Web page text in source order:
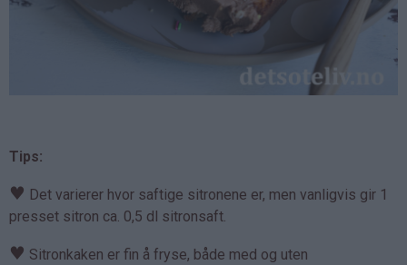
Tips:
♥ Det varierer hvor saftige sitronene er, men vanligvis gir 1
presset sitron ca. 0,5 dl sitronsaft.
♥ Sitronkaken er fin å fryse, både med og uten